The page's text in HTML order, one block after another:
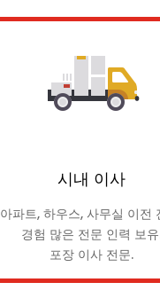
시내 이사
아파트, 하우스, 사무실 이전
경험 많은 전문 인력 보
포장 이사 전문.